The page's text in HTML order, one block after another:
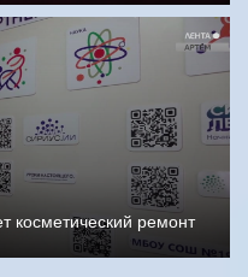
ремонт